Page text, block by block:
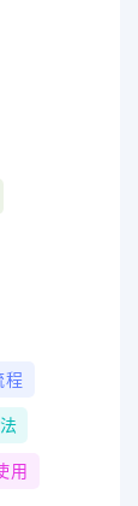
程
用